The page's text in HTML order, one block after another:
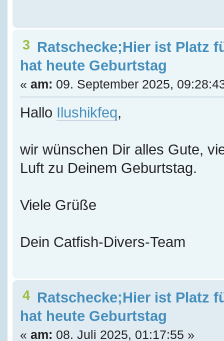
3 Ratschecke;Hier ist Platz
hat heute Geburtstag
« am: 09. September 2025,
Hallo Ilushikfeq,
wir wünschen Dir alles Gute,
Luft zu Deinem Geburtstag.
Viele Grüße
Dein Catfish-Divers-Team
4 Ratschecke;Hier ist Platz
hat heute Geburtstag
« am: 08. Juli 2025, 01:17:55 »